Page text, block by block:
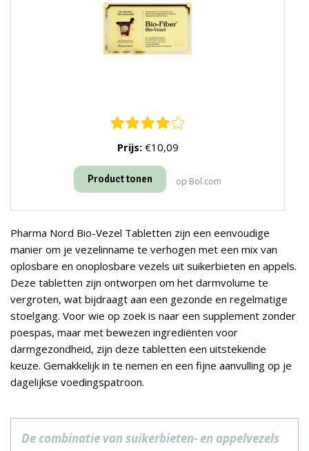
Prijs:€10,09
Product tonen op Bol.com
Pharma Nord Bio-Vezel Tabletten zijn een eenvoudige
manier om je vezelinname te verhogen met een mix van
oplosbare en onoplosbare vezels uit suikerbieten en appels.
Deze tabletten zijn ontworpen om het darmvolume te
vergroten, wat bijdraagt aan een gezonde en regelmatige
stoelgang. Voor wie op zoek is naar een supplement zonder
poespas, maar met bewezen ingrediënten voor
darmgezondheid, zijn deze tabletten een uitstekende
keuze. Gemakkelijk in te nemen en een fijne aanvulling op je
dagelijkse voedingspatroon.
De combinatie van suikerbieten- en appelvezels